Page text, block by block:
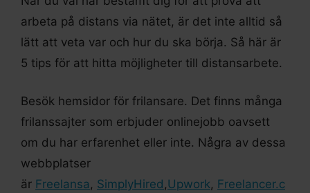
arbeta på distans via nätet, är det inte alltid så
lätt att veta var och hur du ska börja. Så här är
5 tips för att hitta möjligheter till distansarbete.
Besök hemsidor för frilansare. Det finns många
frilanssajter som erbjuder onlinejobb oavsett
om du har erfarenhet eller inte. Några av dessa
webbplatser
är Freelansa , SimplyHired ,Upwork, Freelancer.c